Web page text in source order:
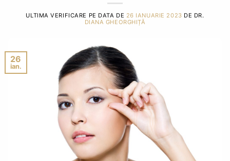
ULTIMA VERIFICARE PE DATA DE 26 IANUARIE 2023 DE DR.
DIANA GHEORGHIȚĂ
26
ian.